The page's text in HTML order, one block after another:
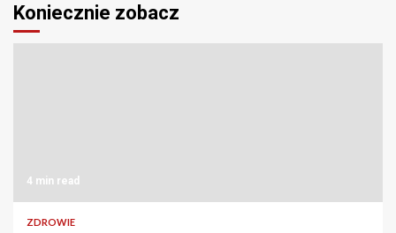
Koniecznie zobacz
4 min read
ZDROWIE